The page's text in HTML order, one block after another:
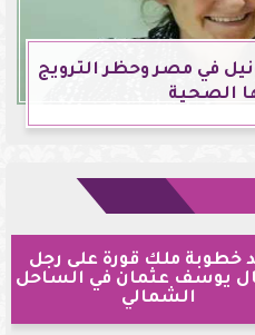
في مصر وحظر الترويج
الصحية
خطوبة ملك قورة على رجل
يوسف عثمان في الساحل
الشمالي